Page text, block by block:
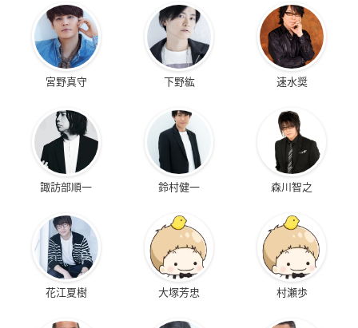
宮野真守 下野紘 速水奨
諏訪部順一 鈴村健一 森川智之
花江夏樹 大塚芳忠 村瀬歩